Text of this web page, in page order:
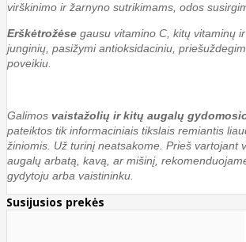
virškinimo ir žarnyno sutrikimams, odos
Erškėtrožėse gausu vitamino C, kitų vitaminų
junginių, pasižymi antioksidaciniu,
poveikiu.
Galimos vaistažolių ir kitų augalų
pateiktos tik informaciniais tikslais remiantis
žiniomis. Už turinį neatsakome. Prieš vartojant
augalų arbatą, kavą, ar mišinį,
gydytoju arba vaistininku.
Susijusios prekės